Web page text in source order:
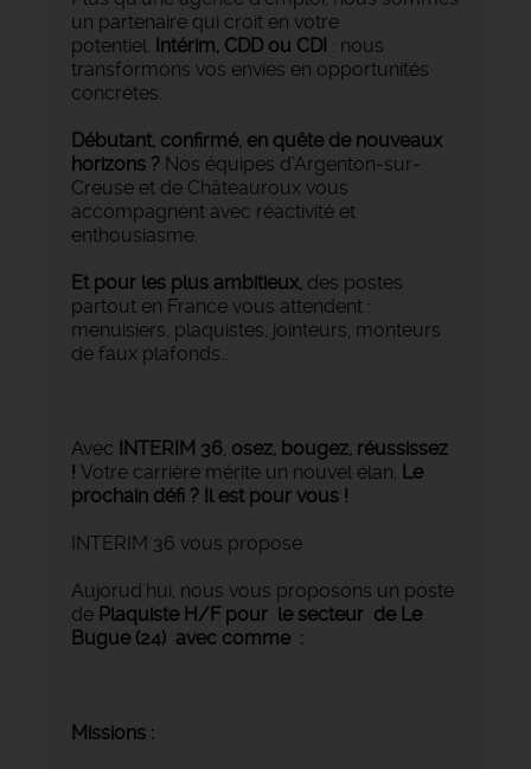
un partenaire qui croit en votre
potentiel. Intérim, CDD ou CDI : nous
transformons vos envies en opportunités
concrètes.
Débutant, confirmé, en quête de nouveaux
horizons ? Nos équipes d’Argenton-sur-
Creuse et de Châteauroux vous
accompagnent avec réactivité et
enthousiasme.
Et pour les plus ambitieux, des postes
partout en France vous attendent :
menuisiers, plaquistes, jointeurs, monteurs
de faux plafonds…
Avec INTERIM 36, osez, bougez, réussissez
! Votre carrière mérite un nouvel élan. Le
prochain défi ? Il est pour vous !
INTERIM 36 vous propose
Aujorud'hui, nous vous proposons un poste
de Plaquiste H/F pour lesecteur de Le
Bugue (24) avec comme :
Missions :